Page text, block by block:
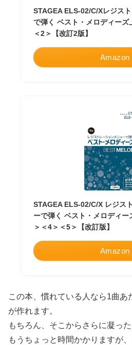
STAGEA ELS-02/C/Xレジス
で弾く ベスト・メロディーズ
＜2＞【改訂2版】
Amazon
STAGEA ELS-02/C/X レジス
ーで弾く ベスト・メロディー
＞＜4＞＜5＞【改訂版】
Amazon
この本、慣れている人なら1曲あ
が作れます。
もちろん、そこからさらに凝っ
もうちょっと時間かかりますが